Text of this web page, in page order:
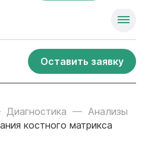
Оставить заявку
Диагностика
Анализы
костного матрикса